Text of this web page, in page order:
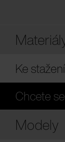
Ke stažení
Chcete
Modely